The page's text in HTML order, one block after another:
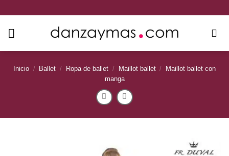
contenido
Inicio / Ballet / Ropa de ballet / Maillot ballet /
Maillot ballet con
manga